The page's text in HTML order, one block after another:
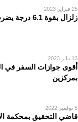
25 فبراير 2023
زلزال بقوة 6.1 درجة يضرب اليابان
13 يناير 2023
أقوى جوازات السفر في
بمركزين
5 نوفمبر 2022
قاضي التحقيق بمحكمة